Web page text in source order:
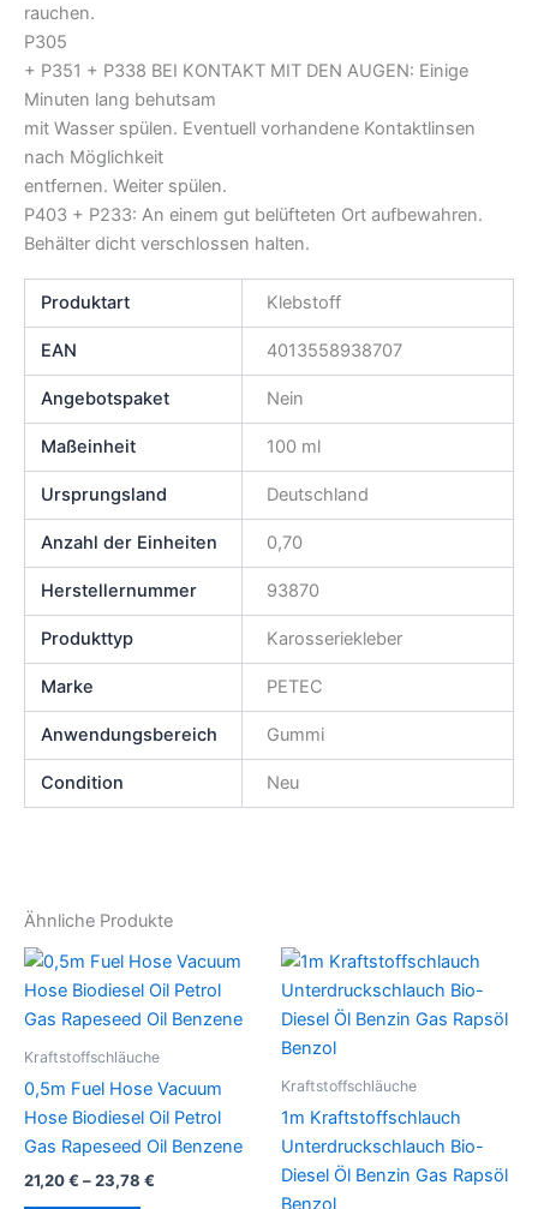
rauchen.
P305
+ P351 + P338 BEI KONTAKT MIT DEN AUGEN: Einige
Minuten lang behutsam
mit Wasser spülen. Eventuell vorhandene Kontaktlinsen
nach Möglichkeit
entfernen. Weiter spülen.
P403 + P233: An einem gut belüfteten Ort aufbewahren.
Behälter dicht verschlossen halten.
Produktart Klebstoff
EAN 4013558938707
Angebotspaket Nein
Maßeinheit 100 ml
Ursprungsland Deutschland
Anzahl der Einheiten 0,70
Herstellernummer 93870
Produkttyp Karosseriekleber
Marke PETEC
Anwendungsbereich Gummi
Condition Neu
Ähnliche Produkte
Kraftstoffschläuche
0,5m Fuel Hose Vacuum
Hose Biodiesel Oil Petrol
Gas Rapeseed Oil Benzene
21,20€ –23,78 €
Kraftstoffschläuche
1m Kraftstoffschlauch
Unterdruckschlauch Bio-
Diesel Öl Benzin Gas Rapsöl
Benzol